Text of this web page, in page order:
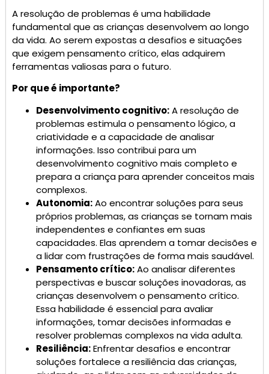
A resolução de problemas é uma habilidade
fundamental que as crianças desenvolvem ao longo
da vida. Ao serem expostas a desafios e situações
que exigem pensamento crítico, elas adquirem
ferramentas valiosas para o futuro.
Por que é importante?
Desenvolvimento cognitivo:A resolução de
problemas estimula o pensamento lógico, a
criatividade e a capacidade de analisar
informações. Isso contribui para um
desenvolvimento cognitivo mais completo e
prepara a criança para aprender conceitos mais
complexos.
Autonomia:Ao encontrar soluções para seus
próprios problemas, as crianças se tornam mais
independentes e confiantes em suas
capacidades. Elas aprendem a tomar decisões e
a lidar com frustrações de forma mais saudável.
Pensamento crítico:Ao analisar diferentes
perspectivas e buscar soluções inovadoras, as
crianças desenvolvem o pensamento crítico.
Essa habilidade é essencial para avaliar
informações, tomar decisões informadas e
resolver problemas complexos na vida adulta.
Resiliência:Enfrentar desafios e encontrar
soluções fortalece a resiliência das crianças,